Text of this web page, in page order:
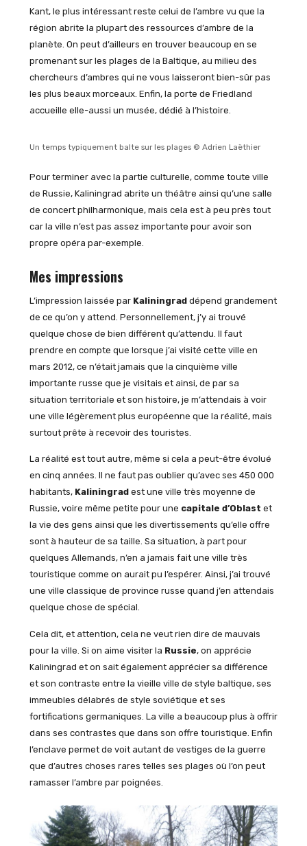
Kant, le plus intéressant reste celui de l’ambre vu que la
région abrite la plupart des ressources d’ambre de la
planète. On peut d’ailleurs en trouver beaucoup en se
promenant sur les plages de la Baltique, au milieu des
chercheurs d’ambres qui ne vous laisseront bien-sûr pas
les plus beaux morceaux. Enfin, la porte de Friedland
accueille elle-aussi un musée, dédié à l’histoire.
Un temps typiquement balte sur les plages © Adrien Laëthier
Pour terminer avec la partie culturelle, comme toute ville
de Russie, Kaliningrad abrite un théâtre ainsi qu’une salle
de concert philharmonique, mais cela est à peu près tout
car la ville n’est pas assez importante pour avoir son
propre opéra par-exemple.
Mes impressions
L’impression laissée par Kaliningraddépend grandement
de ce qu’on y attend. Personnellement, j’y ai trouvé
quelque chose de bien différent qu’attendu. Il faut
prendre en compte que lorsque j’ai visité cette ville en
mars 2012, ce n’était jamais que la cinquième ville
importante russe que je visitais et ainsi, de par sa
situation territoriale et son histoire, je m’attendais à voir
une ville légèrement plus européenne que la réalité, mais
surtout prête à recevoir des touristes.
La réalité est tout autre, même si cela a peut-être évolué
en cinq années. Il ne faut pas oublier qu’avec ses 450 000
habitants, Kaliningradest une ville très moyenne de
Russie, voire même petite pour une capitale d’Oblast et
la vie des gens ainsi que les divertissements qu’elle offre
sont à hauteur de sa taille. Sa situation, à part pour
quelques Allemands, n’en a jamais fait une ville très
touristique comme on aurait pu l’espérer. Ainsi, j’ai trouvé
une ville classique de province russe quand j’en attendais
quelque chose de spécial.
Cela dit, et attention, cela ne veut rien dire de mauvais
pour la ville. Si on aime visiter la Russie, on apprécie
Kaliningrad et on sait également apprécier sa différence
et son contraste entre la vieille ville de style baltique, ses
immeubles délabrés de style soviétique et ses
fortifications germaniques. La ville a beaucoup plus à offrir
dans ses contrastes que dans son offre touristique. Enfin
l’enclave permet de voit autant de vestiges de la guerre
que d’autres choses rares telles ses plages où l’on peut
ramasser l’ambre par poignées.